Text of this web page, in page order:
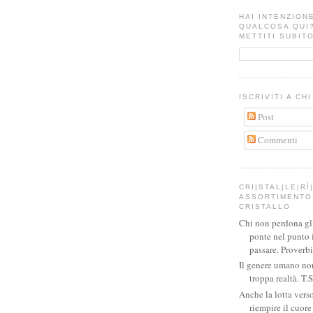
HAI
QUALCOSA
METTITI
ISCRIVITI A
Post
Commenti
CRISTALLO
Chi non perdona
ponte nel punto
passare.
Il genere umano
troppa realtà.
Anche la lotta
riempire il